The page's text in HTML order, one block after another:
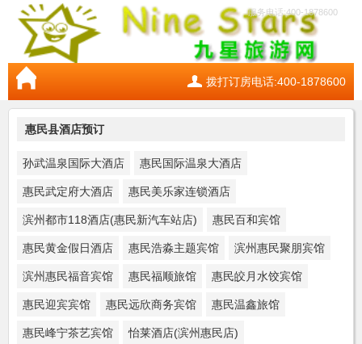
服务电话:400-1878600
拨打订房电话:400-1878600
惠民县酒店预订
孙武温泉国际大酒店 惠民国际温泉大酒店
惠民武定府大酒店 惠民美乐家连锁酒店
滨州都市118酒店(惠民新汽车站店) 惠民百和宾馆
惠民黄金假日酒店 惠民浩淼主题宾馆 滨州惠民聚朋宾馆
滨州惠民福音宾馆 惠民福顺旅馆 惠民皎月水饺宾馆
惠民迎宾宾馆 惠民远欣商务宾馆 惠民温鑫旅馆
惠民峰宁茶艺宾馆 怡莱酒店(滨州惠民店)